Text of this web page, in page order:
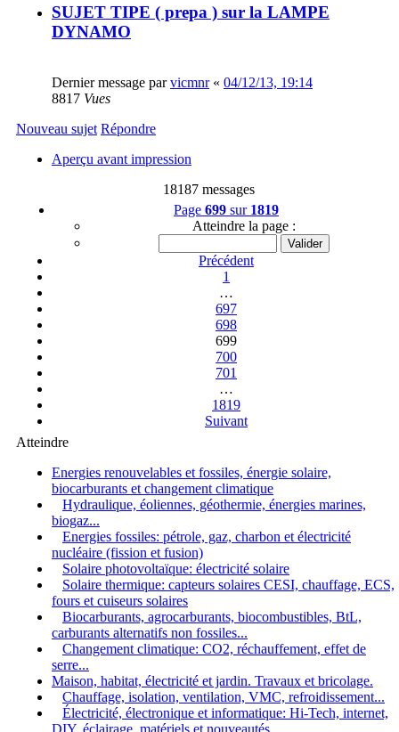
SUJET TIPE ( prepa ) sur la LAMPE
DYNAMO
Dernier message parvicmnr« 04/12/13, 19:14
8817 Vues
Nouveau sujet Répondre
Aperçu avant impression
18187 messages
Page 699 sur 1819
Atteindre la page :
Précédent
1
…
697
698
699
700
701
…
1819
Suivant
Atteindre
Energies renouvelables et fossiles, énergie solaire,
biocarburants et changement climatique
Hydraulique, éoliennes, géothermie, énergies marines,
biogaz...
Energies fossiles: pétrole, gaz, charbon et électricité
nucléaire (fission et fusion)
Solaire photovoltaïque: électricité solaire
Solaire thermique: capteurs solaires CESI, chauffage, ECS,
fours et cuiseurs solaires
Biocarburants, agrocarburants, biocombustibles, BtL,
carburants alternatifs non fossiles...
Changement climatique: CO2, réchauffement, effet de
serre...
Maison, habitat, électricité et jardin. Travaux et bricolage.
Chauffage, isolation, ventilation, VMC, refroidissement...
Électricité, électronique et informatique: Hi-Tech, internet,
DIY, éclairage, matériels et nouveautés